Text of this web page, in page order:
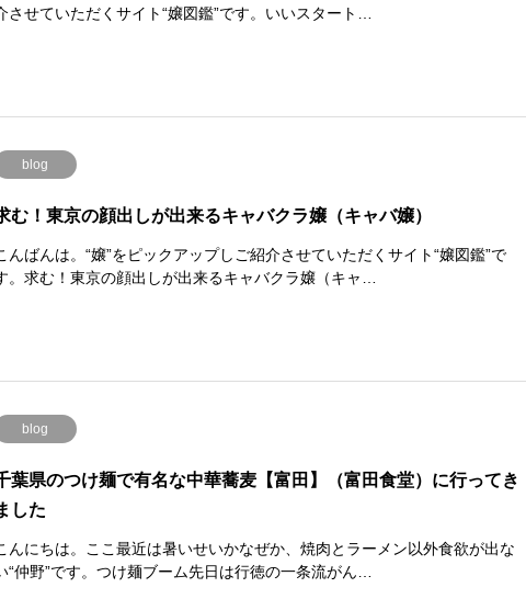
させていただくサイト“嬢図鑑”です。いいスタート…
blog
む！東京の顔出しが出来るキャバクラ嬢（キャバ嬢）
んばんは。“嬢”をピックアップしご紹介させていただくサイト“嬢図鑑”で
。求む！東京の顔出しが出来るキャバクラ嬢（キャ…
blog
葉県のつけ麺で有名な中華蕎麦【富田】（富田食堂）に行ってき
した
んにちは。ここ最近は暑いせいかなぜか、焼肉とラーメン以外食欲が出な
“仲野”です。つけ麺ブーム先日は行徳の一条流がん…